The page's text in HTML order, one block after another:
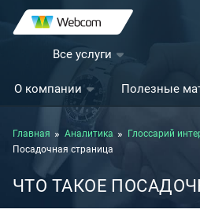
Все услуги
О компании Полезные
Главная Аналитика
Глоссарий
Посадочная страница
ЧТО ТАКОЕ